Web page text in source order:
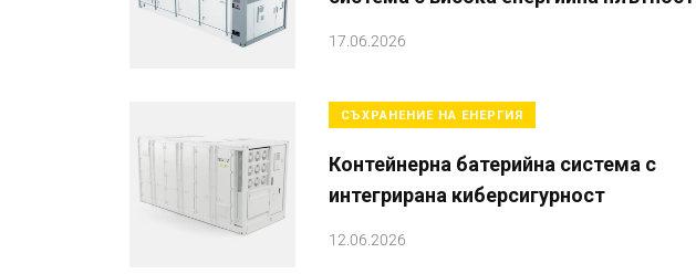
17.06.2026
СЪХРАНЕНИЕ НА ЕНЕРГИЯ
Контейнерна батерийна система с
интегрирана киберсигурност
12.06.2026